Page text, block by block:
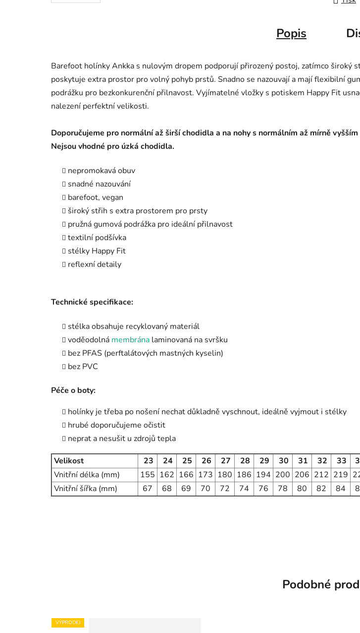
Popis
Barefoot holínky Ankka s nulovým dropem podporují přirozený postoj, zatímco široký
poskytuje extra prostor pro volný pohyb prstů. Snadno se nazouvají a mají flexibilní
podrážku pro bezkonkurenční přilnavost. Vyjímatelné vložky s potiskem Happy Fit
nalezení perfektní velikosti.
Doporučujeme pro normální až širší chodidla a na nohy s normálním až mírně
Nejsou vhodné pro úzká chodidla.
nepromokavá obuv
snadné nazouvání
barefoot, vegan
široký střih s extra prostorem pro prsty
pružná gumová podrážka pro ideální přilnavost
textilní podšívka
stélky Happy Fit
reflexní detaily
Technické specifikace:
stélka obsahuje recyklovaný materiál
voděodolná membrána laminovaná na svršku
bez PFAS (perftalátových mastných kyselin)
bez PVC
Péče o boty:
holínky je třeba po nošení nechat důkladně vyschnout, ideálně vyjmout i stélky
hrubé doporučujeme očistit
neprat a nesušit u zdrojů tepla
Velikost 23 24 25 26 27 28 29 30 31 32 33
Vnitřní délka (mm)
155 162 166 173 180 186 194 200 206 212 219
Vnitřní šířka (mm)
67 68 69 70 72 74 76 78 80 82 84
Podobné
VÝPRODEJ